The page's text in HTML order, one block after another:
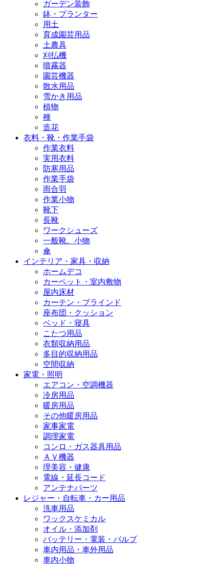
ガーデン装飾
鉢・プランター
用土
育成園芸用品
土農具
刈払機
噴霧器
園芸機器
散水用品
雪かき用品
植物
種
造花
衣料・靴・作業手袋
作業衣料
実用衣料
防寒用品
作業手袋
雨合羽
作業小物
靴下
長靴
ワークシューズ
一般靴、小物
傘
インテリア・家具・収納
ホームデコ
カーペット・室内敷物
屋内床材
カーテン・ブラインド
座布団・クッション
ベッド・寝具
こたつ用品
衣類収納用品
多目的収納用品
空間収納
家電・照明
エアコン・空調機器
冷房用品
暖房用品
その他暖房用品
家事家電
調理家電
コンロ・ガス器具用品
ＡＶ機器
理美容・健康
電線・延長コード
アンテナパーツ
レジャー・自転車・カー用品
洗車用品
ワックスケミカル
オイル・添加剤
バッテリー・電装・バルブ
車内用品・車外用品
車内小物